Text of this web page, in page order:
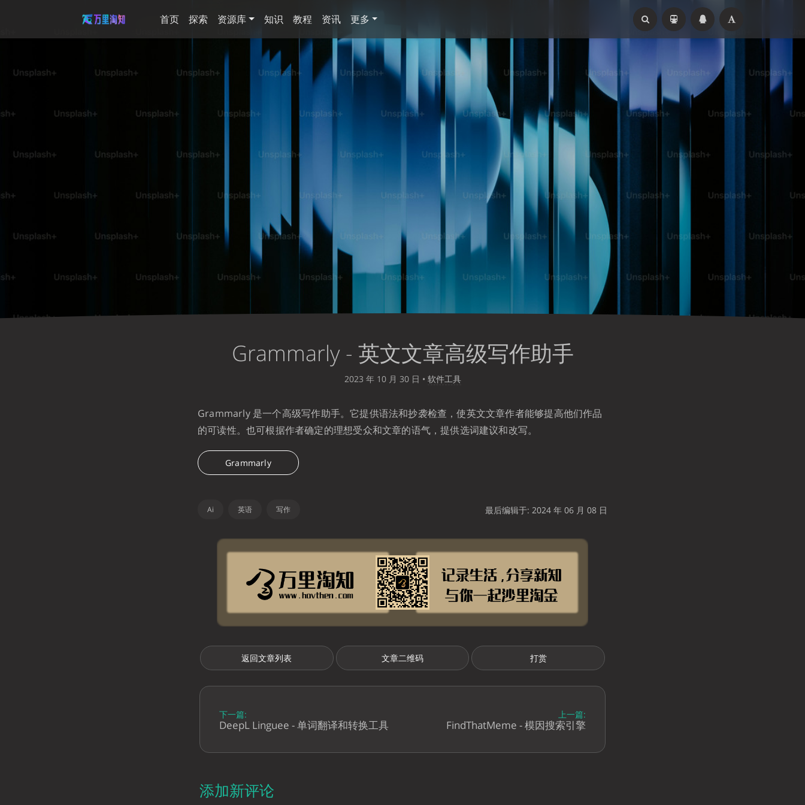
首页 探索 资源库 知识 教程 资讯 更多
Grammarly - 英文文章高级写作助手
2023 年 10 月 30 日 • 软件工具
Grammarly 是一个高级写作助手。它提供语法和抄袭检查，使英文文章作者能够提高他们作品
的可读性。也可根据作者确定的理想受众和文章的语气，提供选词建议和改写。
Grammarly
Ai 英语 写作 最后编辑于: 2024 年 06 月 08 日
返回文章列表 文章二维码 打赏
下一篇:
DeepL Linguee - 单词翻译和转换工具
上一篇:
FindThatMeme - 模因搜索引擎
添加新评论